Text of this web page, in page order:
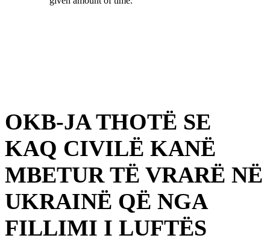
OKB-JA THOTË SE
KAQ CIVILË KANË
MBETUR TË VRARË NË
UKRAINË QË NGA
FILLIMI I LUFTËS